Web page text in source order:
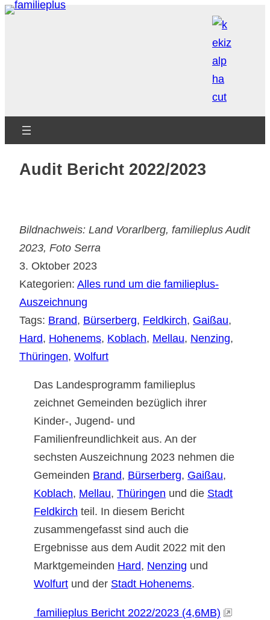
Zum
Audit Bericht 2022/2023
Bildnachweis: Land Vorarlberg, familieplus Audit
2023, Foto Serra
3. Oktober 2023
Kategorien: Alles rund um die familieplus-
Auszeichnung
Tags: Brand, Bürserberg, Feldkirch, Gaißau
Hard, Hohenems, Koblach, Mellau, Nenzing
Thüringen, Wolfurt
Das Landesprogramm familieplus
zeichnet Gemeinden bezüglich ihrer
Kinder-, Jugend- und
Familienfreundlichkeit aus. An der
sechsten Auszeichnung 2023 nehmen die
Gemeinden Brand, Bürserberg, Gaißau,
Koblach, Mellau, Thüringen und die Stadt
Feldkirch teil. In diesem Bericht
zusammengefasst sind auch die
Ergebnisse aus dem Audit 2022 mit den
Marktgemeinden Hard, Nenzing und
Wolfurt und der Stadt Hohenems.
familieplus Bericht 2022/2023 (4,6MB)